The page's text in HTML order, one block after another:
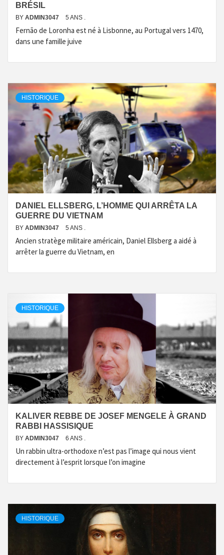
BRÉSIL
BY ADMIN3047 5 ANS .
Fernão de Loronha est né à Lisbonne, au Portugal vers 1470,
dans une famille juive
HISTORIQUE
DANIEL ELLSBERG, L’HOMME QUI ARRÊTA LA
GUERRE DU VIETNAM
BY ADMIN3047 5 ANS .
Ancien stratège militaire américain, Daniel Ellsberg a aidé à
arrêter la guerre du Vietnam, en
HISTORIQUE
KALIVER REBBE DE JOSEF MENGELE À GRAND
RABBI HASSISIQUE
BY ADMIN3047 6 ANS .
Un rabbin ultra-orthodoxe n’est pas l’image qui nous vient
directement à l’esprit lorsque l’on imagine
HISTORIQUE